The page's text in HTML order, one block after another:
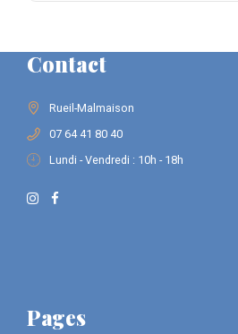
Contact
Rueil-Malmaison
07 64 41 80 40
Lundi - Vendredi : 10h - 18h
Pages